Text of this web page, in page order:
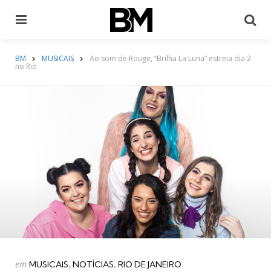
BM MUSICAIS Ao som de Rouge, “Brilha La Luna” estreia dia 2
no Rio
Categorias
Postado
em MUSICAIS NOTÍCIAS RIO DE JANEIRO